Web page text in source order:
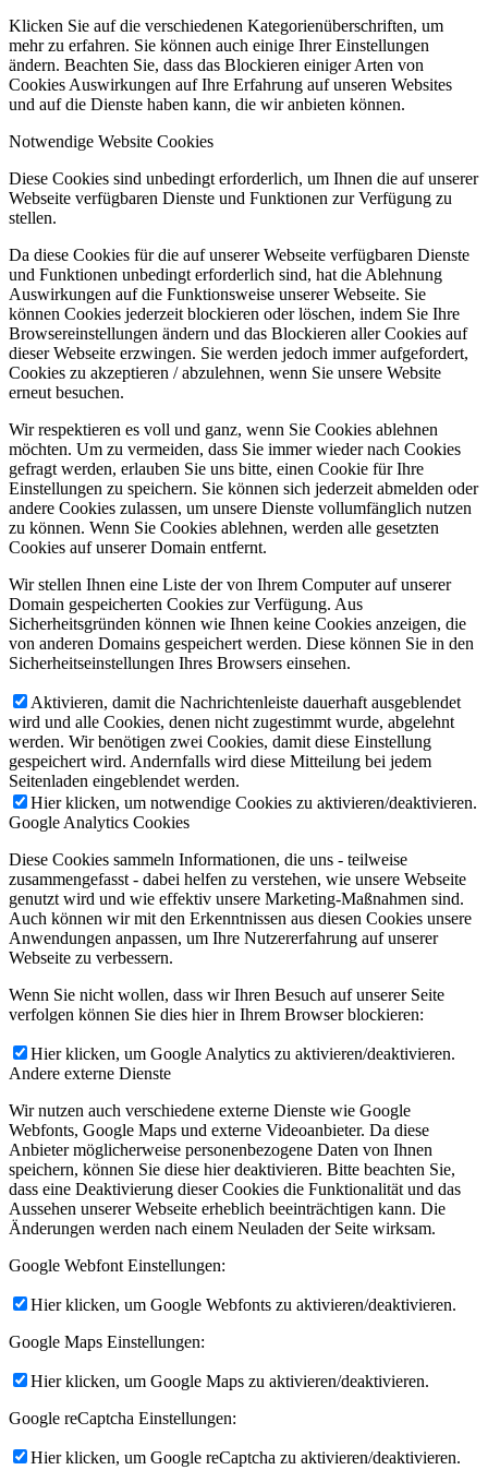
Klicken Sie auf die verschiedenen Kategorienüberschriften, um
mehr zu erfahren. Sie können auch einige Ihrer Einstellungen
ändern. Beachten Sie, dass das Blockieren einiger Arten von
Cookies Auswirkungen auf Ihre Erfahrung auf unseren Websites
und auf die Dienste haben kann, die wir anbieten können.
Notwendige Website Cookies
Diese Cookies sind unbedingt erforderlich, um Ihnen die auf unserer
Webseite verfügbaren Dienste und Funktionen zur Verfügung zu
stellen.
Da diese Cookies für die auf unserer Webseite verfügbaren Dienste
und Funktionen unbedingt erforderlich sind, hat die Ablehnung
Auswirkungen auf die Funktionsweise unserer Webseite. Sie
können Cookies jederzeit blockieren oder löschen, indem Sie Ihre
Browsereinstellungen ändern und das Blockieren aller Cookies auf
dieser Webseite erzwingen. Sie werden jedoch immer aufgefordert,
Cookies zu akzeptieren / abzulehnen, wenn Sie unsere Website
erneut besuchen.
Wir respektieren es voll und ganz, wenn Sie Cookies ablehnen
möchten. Um zu vermeiden, dass Sie immer wieder nach Cookies
gefragt werden, erlauben Sie uns bitte, einen Cookie für Ihre
Einstellungen zu speichern. Sie können sich jederzeit abmelden oder
andere Cookies zulassen, um unsere Dienste vollumfänglich nutzen
zu können. Wenn Sie Cookies ablehnen, werden alle gesetzten
Cookies auf unserer Domain entfernt.
Wir stellen Ihnen eine Liste der von Ihrem Computer auf unserer
Domain gespeicherten Cookies zur Verfügung. Aus
Sicherheitsgründen können wie Ihnen keine Cookies anzeigen, die
von anderen Domains gespeichert werden. Diese können Sie in den
Sicherheitseinstellungen Ihres Browsers einsehen.
Aktivieren, damit die Nachrichtenleiste dauerhaft ausgeblendet
wird und alle Cookies, denen nicht zugestimmt wurde, abgelehnt
werden. Wir benötigen zwei Cookies, damit diese Einstellung
gespeichert wird. Andernfalls wird diese Mitteilung bei jedem
Seitenladen eingeblendet werden.
Hier klicken, um notwendige Cookies zu aktivieren/deaktivieren.
Google Analytics Cookies
Diese Cookies sammeln Informationen, die uns - teilweise
zusammengefasst - dabei helfen zu verstehen, wie unsere Webseite
genutzt wird und wie effektiv unsere Marketing-Maßnahmen sind.
Auch können wir mit den Erkenntnissen aus diesen Cookies unsere
Anwendungen anpassen, um Ihre Nutzererfahrung auf unserer
Webseite zu verbessern.
Wenn Sie nicht wollen, dass wir Ihren Besuch auf unserer Seite
verfolgen können Sie dies hier in Ihrem Browser blockieren:
Hier klicken, um Google Analytics zu aktivieren/deaktivieren.
Andere externe Dienste
Wir nutzen auch verschiedene externe Dienste wie Google
Webfonts, Google Maps und externe Videoanbieter. Da diese
Anbieter möglicherweise personenbezogene Daten von Ihnen
speichern, können Sie diese hier deaktivieren. Bitte beachten Sie,
dass eine Deaktivierung dieser Cookies die Funktionalität und das
Aussehen unserer Webseite erheblich beeinträchtigen kann. Die
Änderungen werden nach einem Neuladen der Seite wirksam.
Google Webfont Einstellungen:
Hier klicken, um Google Webfonts zu aktivieren/deaktivieren.
Google Maps Einstellungen:
Hier klicken, um Google Maps zu aktivieren/deaktivieren.
Google reCaptcha Einstellungen:
Hier klicken, um Google reCaptcha zu aktivieren/deaktivieren.